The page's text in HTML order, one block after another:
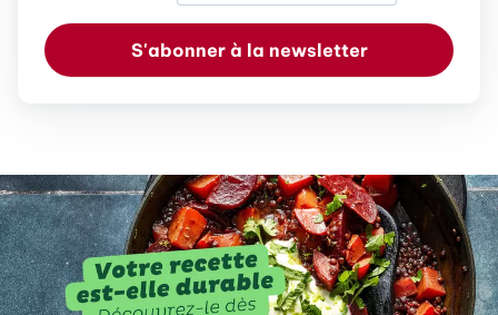
S'abonner à la newsletter